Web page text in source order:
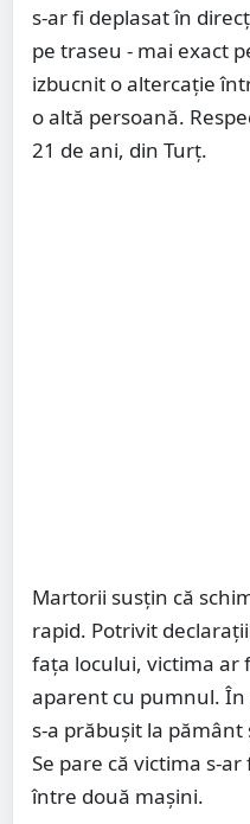
s-ar fi deplasat în
pe traseu - mai exact
izbucnit o altercație
o altă persoană.
21 de ani, din Turț.
Martorii susțin că
rapid. Potrivit
fața locului, victima ar
aparent cu pumnul.
s-a prăbușit la
Se pare că victima s-
între două mașini.